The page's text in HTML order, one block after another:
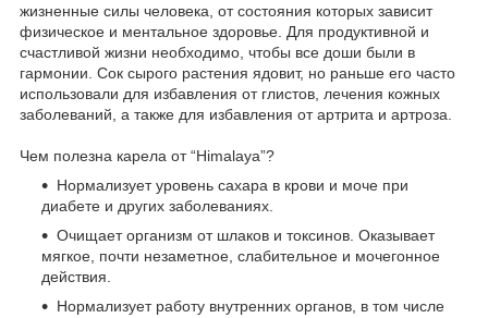
жизненные силы человека, от состояния которых зависит
физическое и ментальное здоровье. Для продуктивной и
счастливой жизни необходимо, чтобы все доши были в
гармонии. Сок сырого растения ядовит, но раньше его часто
использовали для избавления от глистов, лечения кожных
заболеваний, а также для избавления от артрита и артроза.
Чем полезна карела от “Himalaya”?
Нормализует уровень сахара в крови и моче при
диабете и других заболеваниях.
Очищает организм от шлаков и токсинов. Оказывает
мягкое, почти незаметное, слабительное и мочегонное
действия.
Нормализует работу внутренних органов, в том числе